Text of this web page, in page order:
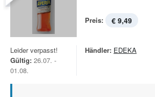
Preis: € 9,49
Leider verpasst!
Gültig: 26.07. -
01.08.
Händler: EDEKA